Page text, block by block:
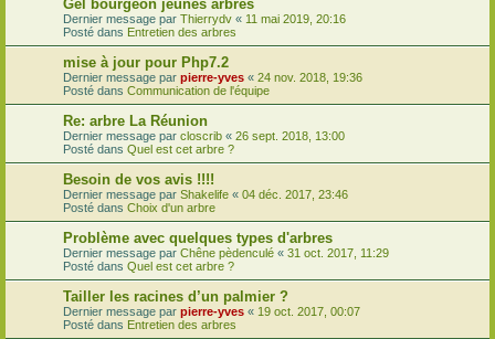
Gel bourgeon jeunes arbres
Dernier message par Thierrydv « 11 mai 2019, 20:16
Posté dans Entretien des arbres
mise à jour pour Php7.2
Dernier message par pierre-yves « 24 nov. 2018, 19:36
Posté dans Communication de l'équipe
Re: arbre La Réunion
Dernier message par closcrib « 26 sept. 2018, 13:00
Posté dans Quel est cet arbre ?
Besoin de vos avis !!!!
Dernier message par Shakelife « 04 déc. 2017, 23:46
Posté dans Choix d'un arbre
Problème avec quelques types d'arbres
Dernier message par Chêne pèdenculé « 31 oct. 2017, 11:29
Posté dans Quel est cet arbre ?
Tailler les racines d’un palmier ?
Dernier message par pierre-yves « 19 oct. 2017, 00:07
Posté dans Entretien des arbres